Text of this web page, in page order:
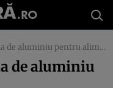
aluminiu pentru alimente?
de aluminiu